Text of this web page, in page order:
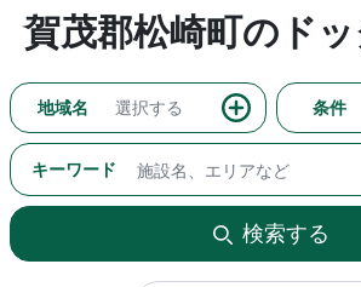
賀茂郡松崎町のド
地域名 選択する 条件
キーワード
検索する